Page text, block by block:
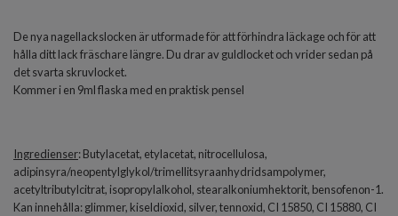
De nya nagellackslocken är utformade för att förhindra läckage och för att
hålla ditt lack fräschare längre. Du drar av guldlocket och vrider sedan på
det svarta skruvlocket.
Kommer i en 9ml flaska med en praktisk pensel
Ingredienser: Butylacetat, etylacetat, nitrocellulosa,
adipinsyra/neopentylglykol/trimellitsyraanhydridsampolymer,
acetyltributylcitrat, isopropylalkohol, stearalkoniumhektorit, bensofenon-1.
Kan innehålla: glimmer, kiseldioxid, silver, tennoxid, CI 15850, CI 15880, CI